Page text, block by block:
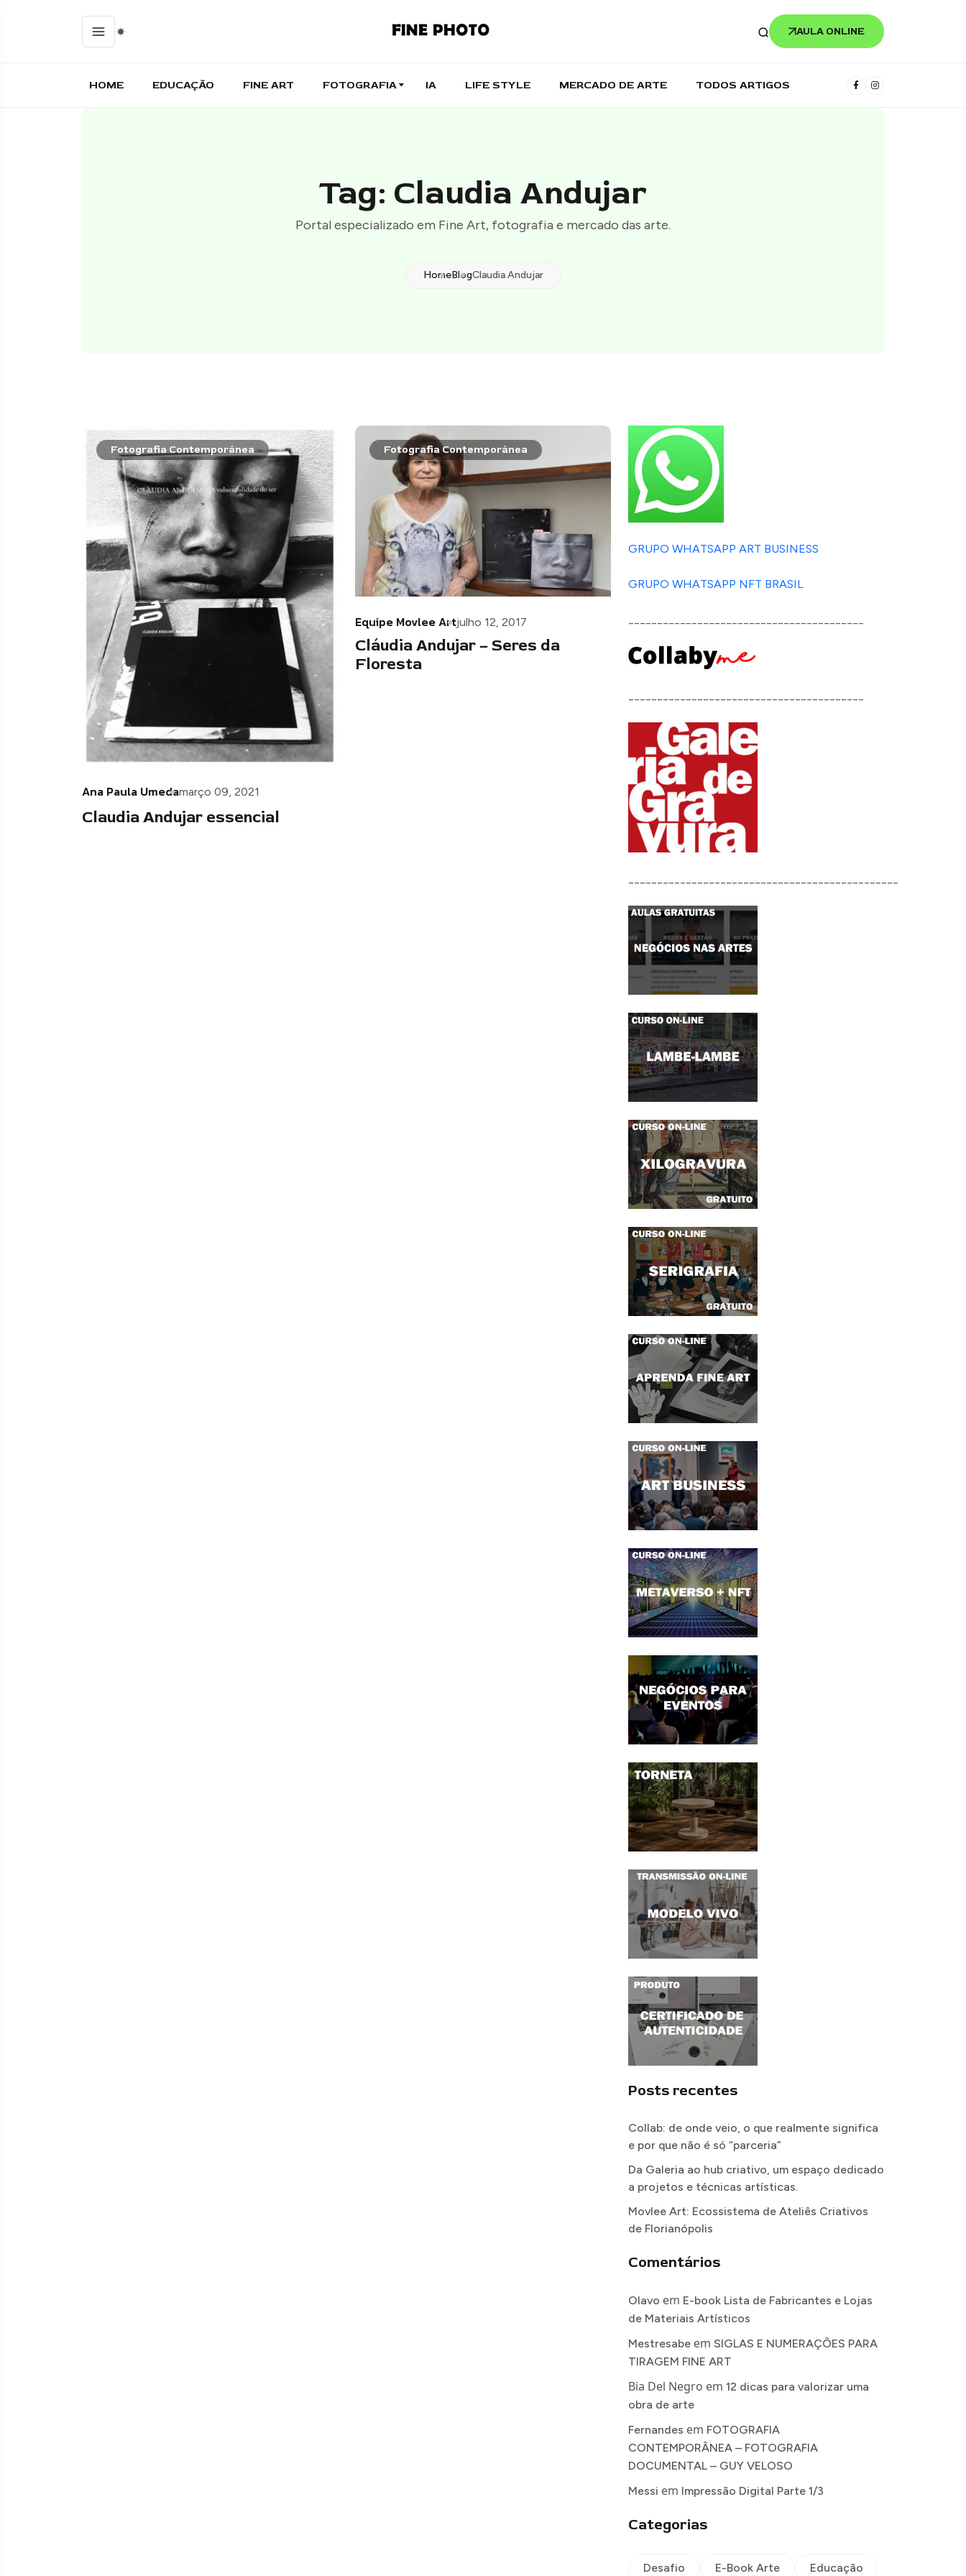
AULA ONLINE
HOME EDUCAÇÃO FINE ART FOTOGRAFIA IA LIFE STYLE MERCADO DE ARTE TODOS ARTIGOS
Tag: Claudia Andujar
Portal especializado em Fine Art, fotografia e mercado das arte.
HomeBlogClaudia Andujar
Fotografia Contemporânea
Ana Paula Umedamarço 09, 2021
Claudia Andujar essencial
Fotografia Contemporânea
Equipe Movlee Artjulho 12, 2017
Cláudia Andujar – Seres da
Floresta
GRUPO WHATSAPP ART BUSINESS
GRUPO WHATSAPP NFT BRASIL
Posts recentes
Collab: de onde veio, o que realmente significa
e por que não é só “parceria”
Da Galeria ao hub criativo, um espaço dedicado
a projetos e técnicas artísticas.
Movlee Art: Ecossistema de Ateliês Criativos
de Florianópolis
Comentários
Olavo em E-book Lista de Fabricantes e Lojas
de Materiais Artísticos
Mestresabe em SIGLAS E NUMERAÇÕES PARA
TIRAGEM FINE ART
Bia Del Negro em 12 dicas para valorizar uma
obra de arte
Fernandes em FOTOGRAFIA
CONTEMPORÂNEA – FOTOGRAFIA
DOCUMENTAL – GUY VELOSO
Messi em Impressão Digital Parte 1/3
Categorias
Desafio E-Book Arte Educação